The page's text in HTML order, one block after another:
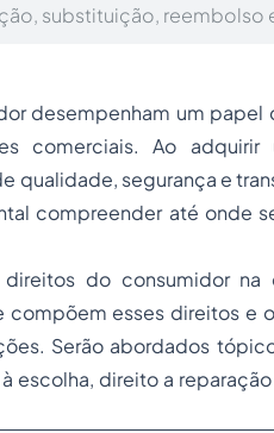
substituição,
desempenham um
comerciais. Ao
qualidade, segurança e
compreender até onde
do consumidor
compõem esses direitos e
Serão abordados
escolha, direito a